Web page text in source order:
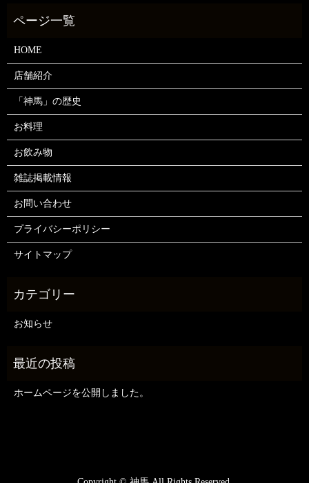
HOME
店舗紹介
「神馬」の歴史
お料理
お飲み物
雑誌掲載情報
お問い合わせ
プライバシーポリシー
サイトマップ
お知らせ
ホームページを公開しました。